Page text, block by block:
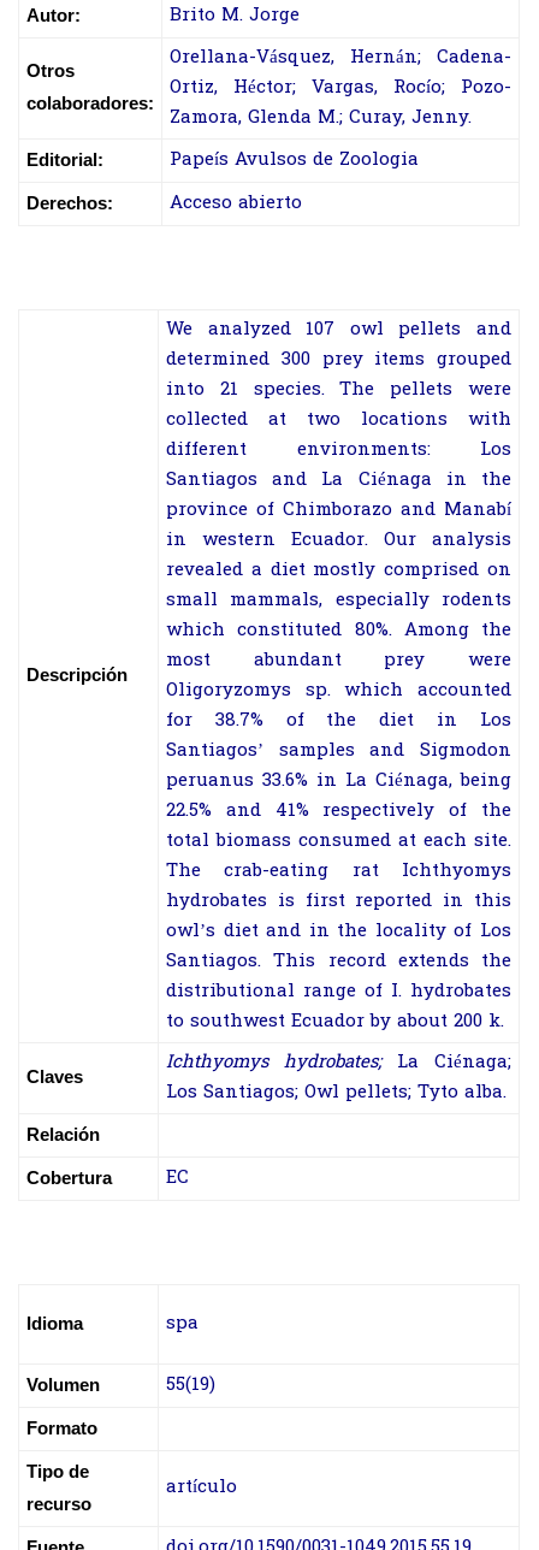
Autor: Brito M. Jorge
Otros
colaboradores:
Orellana-Vásquez, Hernán; Cadena-
Ortiz, Héctor; Vargas, Rocío; Pozo-
Zamora, Glenda M.; Curay, Jenny.
Editorial: Papeís Avulsos de Zoologia
Derechos: Acceso abierto
Descripción
We analyzed 107 owl pellets and
determined 300 prey items grouped
into 21 species. The pellets were
collected at two locations with
different environments: Los
Santiagos and La Ciénaga in the
province of Chimborazo and Manabí
in western Ecuador. Our analysis
revealed a diet mostly comprised on
small mammals, especially rodents
which constituted 80%. Among the
most abundant prey were
Oligoryzomys sp. which accounted
for 38.7% of the diet in Los
Santiagos’ samples and Sigmodon
peruanus 33.6% in La Ciénaga, being
22.5% and 41% respectively of the
total biomass consumed at each site.
The crab-eating rat Ichthyomys
hydrobates is first reported in this
owl’s diet and in the locality of Los
Santiagos. This record extends the
distributional range of I. hydrobates
to southwest Ecuador by about 200 k.
Claves
Ichthyomys hydrobates; La Ciénaga;
Los Santiagos; Owl pellets; Tyto alba.
Relación
Cobertura EC
Idioma spa
Volumen 55(19)
Formato
Tipo de
recurso
artículo